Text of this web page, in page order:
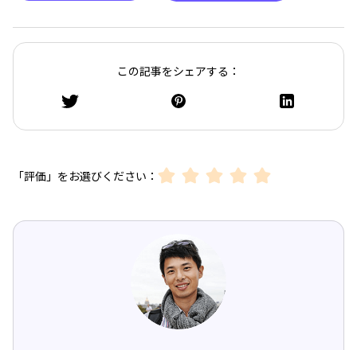
この記事をシェアする：
「評価」をお選びください：